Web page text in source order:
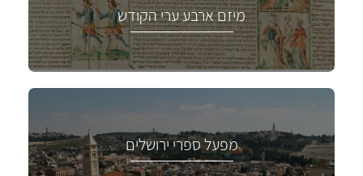
מיזם ארבע ערי הקודש
מפעל ספרי ירושלים